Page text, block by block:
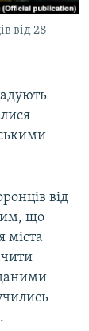
від 28
від
що
міста